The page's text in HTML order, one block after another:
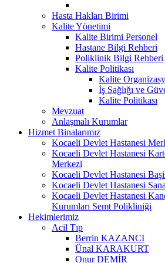
Hasta Hakları Birimi
Kalite Yönetimi
Kalite Birimi Personel
Hastane Bilgi Rehberi
Poliklinik Bilgi Rehberi
Kalite Politikası
Kalite
İş Sağlığı ve
Kalite Politikası
Mevzuat
Anlaşmalı Kurumlar
Hizmet Binalarımız
Kocaeli Devlet Hastanesi
Kocaeli Devlet Hastanesi
Merkezi
Kocaeli Devlet Hastanesi
Kocaeli Devlet Hastanesi
Kocaeli Devlet Hastanesi
Kurumları Semt Polikliniği
Hekimlerimiz
Acil Tıp
Berrin KAZANCI
Ünal KARAKURT
Onur DEMİR